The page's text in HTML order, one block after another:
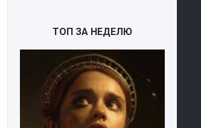
ТОП ЗА НЕДЕЛЮ